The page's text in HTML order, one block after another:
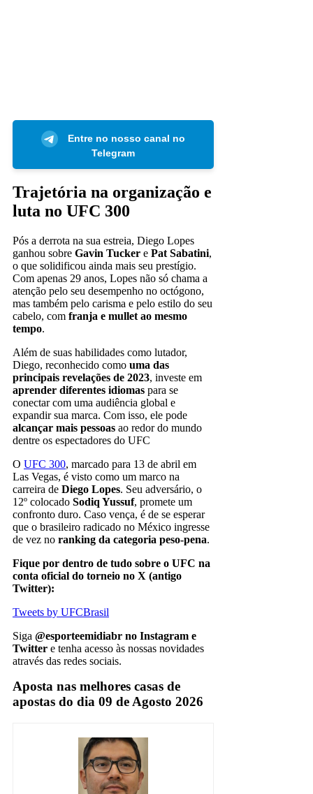
Entre no nosso canal no
Telegram
Trajetória na organização e
luta no UFC 300
Pós a derrota na sua estreia, Diego Lopes
ganhou sobre Gavin Tucker e Pat Sabatini,
o que solidificou ainda mais seu prestígio.
Com apenas 29 anos, Lopes não só chama a
atenção pelo seu desempenho no octógono,
mas também pelo carisma e pelo estilo do seu
cabelo, com franja e mullet ao mesmo
tempo.
Além de suas habilidades como lutador,
Diego, reconhecido como uma das
principais revelações de 2023, investe em
aprender diferentes idiomas para se
conectar com uma audiência global e
expandir sua marca. Com isso, ele pode
alcançar mais pessoas ao redor do mundo
dentre os espectadores do UFC
O UFC 300, marcado para 13 de abril em
Las Vegas, é visto como um marco na
carreira de Diego Lopes. Seu adversário, o
12º colocado Sodiq Yussuf, promete um
confronto duro. Caso vença, é de se esperar
que o brasileiro radicado no México ingresse
de vez no ranking da categoria peso-pena.
Fique por dentro de tudo sobre o UFC na
conta oficial do torneio no X (antigo
Twitter):
Tweets by UFCBrasil
Siga @esporteemidiabr no Instagram e
Twitter e tenha acesso às nossas novidades
através das redes sociais.
Aposta nas melhores casas de
apostas do dia 09 de Agosto 2026